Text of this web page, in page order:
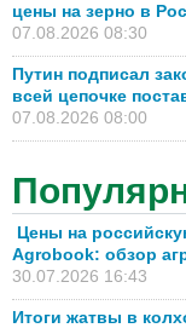
цены на зерно в
07.08.2026 08:30
Путин подписал
всей цепочке
07.08.2026 08:00
Цены на
Agrobook: обзор
30.07.2026 16:43
Итоги жатвы в